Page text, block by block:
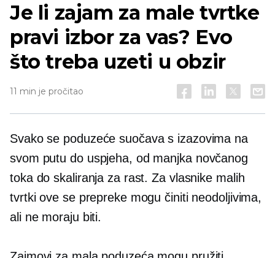
Je li zajam za male tvrtke
pravi izbor za vas? Evo
što treba uzeti u obzir
11 min je pročitao
Svako se poduzeće suočava s izazovima na
svom putu do uspjeha, od manjka novčanog
toka do skaliranja za rast. Za vlasnike malih
tvrtki ove se prepreke mogu činiti neodoljivima,
ali ne moraju biti.